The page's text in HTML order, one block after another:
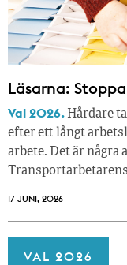
Läsarna:
Val 2026. Hårdare
efter ett långt
arbete. Det är några
17 JUNI, 2026
VAL 2026